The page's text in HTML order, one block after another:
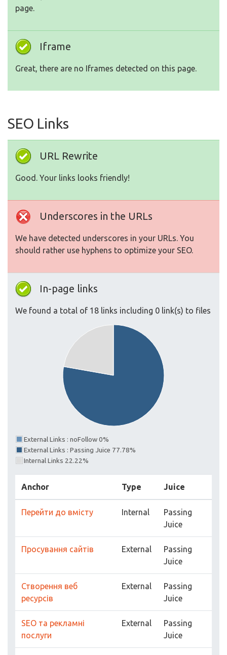
page.
Iframe
Great, there are no Iframes detected on this page.
SEO Links
URL Rewrite
Good. Your links looks friendly!
Underscores in the URLs
We have detected underscores in your URLs. You
should rather use hyphens to optimize your SEO.
In-page links
We found a total of 18 links including 0 link(s) to files
External Links : noFollow 0%
External Links : Passing Juice 77.78%
Internal Links 22.22%
Anchor Type Juice
Перейти до вмісту Internal
Passing
Juice
Просування сайтів External
Passing
Juice
Створення веб
ресурсів
External
Passing
Juice
SEO та рекламні
послуги
External
Passing
Juice